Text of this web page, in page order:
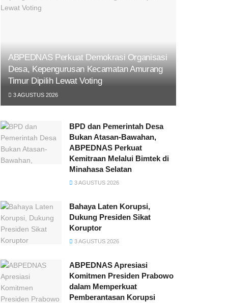
ABPEDNAS Perkuat Demokrasi Organisasi
Desa, Kepengurusan Kecamatan Amurang
Timur Dipilih Lewat Voting
3 AGUSTUS 2026
BPD dan Pemerintah Desa
Bukan Atasan-Bawahan,
ABPEDNAS Perkuat
Kemitraan Melalui Bimtek di
Minahasa Selatan
3 AGUSTUS 2026
Bahaya Laten Korupsi,
Dukung Presiden Sikat
Koruptor
3 AGUSTUS 2026
ABPEDNAS Apresiasi
Komitmen Presiden Prabowo
dalam Memperkuat
Pemberantasan Korupsi